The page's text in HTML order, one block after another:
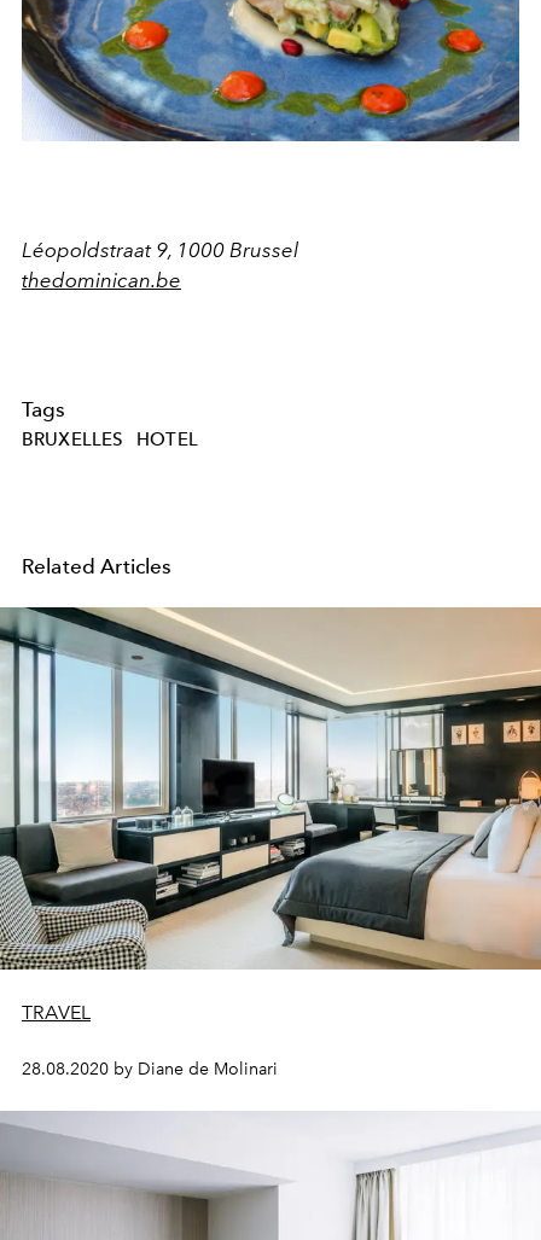
Léopoldstraat 9, 1000 Brussel
thedominican.be
Tags
BRUXELLES HOTEL
Related Articles
TRAVEL
28.08.2020 by Diane de Molinari